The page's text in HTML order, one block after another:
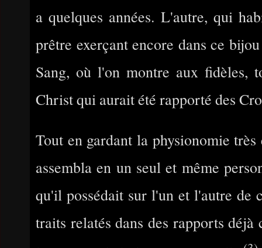
a quelques années. L'autre, qui
prêtre exerçant encore dans ce
Sang, où l'on montre aux fidèles,
Christ qui aurait été rapporté des
Tout en gardant la physionomie
assembla en un seul et même
qu'il possédait sur l'un et l'autre de
traits relatés dans des rapports